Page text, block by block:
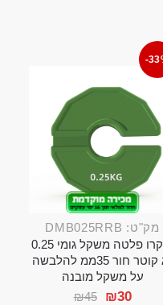
-
מק"ט: DMB025RRB
מיקרו פלטה משקל גומי 0.25
קג קוטר חור 35ממ להלבשה
על משקל מובנה
₪45 ₪30